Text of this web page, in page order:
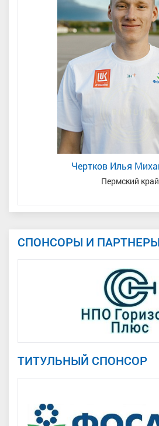
Чертков Илья
Пермский край
СПОНСОРЫ И ПАРТНЕРЫ
ТИТУЛЬНЫЙ СПОНСОР